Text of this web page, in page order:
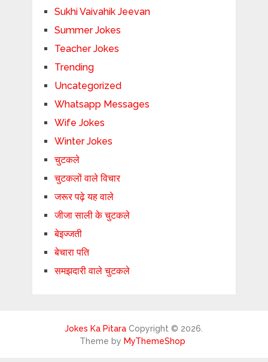
Sukhi Vaivahik Jeevan
Summer Jokes
Teacher Jokes
Trending
Uncategorized
Whatsapp Messages
Wife Jokes
Winter Jokes
चुटकले
चुटकलों वाले विचार
जरूर पढ़े यह वाले
जीजा साली के चुटकले
बेइज्जती
बेचारा पति
समझदारी वाले चुटकले
Jokes Ka Pitara Copyright © 2026.
Theme by MyThemeShop